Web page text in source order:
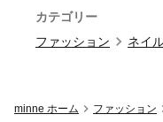
カテゴリー
ファッション
ネイ
minne ホーム ファッション